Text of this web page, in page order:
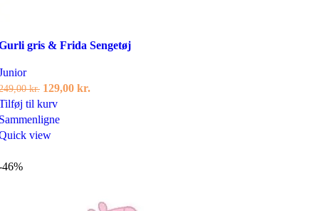
gris & Frida Sengetøj
kr. Den
oprindelige
pris
var:
129,00 kr.Den
til kurv
view
46%